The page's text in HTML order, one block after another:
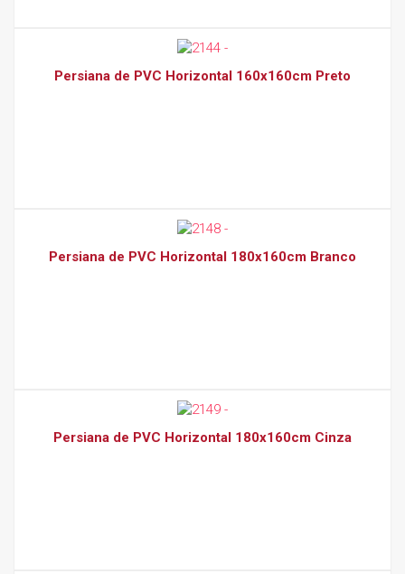
Persiana de PVC Horizontal 160x160cm Preto
Persiana de PVC Horizontal 180x160cm Branco
Persiana de PVC Horizontal 180x160cm Cinza